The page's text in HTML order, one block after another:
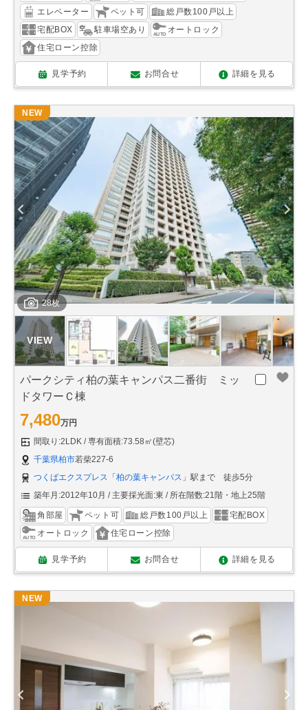
エレベーター
ペット可
総戸数100戸以上
宅配BOX
駐車場空あり
オートロック
住宅ローン控除
見学予約 お問合せ 詳細を見る
28枚
NEW
パークシティ柏の葉キャンパス二番街 ミッ
ドタワーＣ棟
7,480万円
間取り:2LDK
専有面積:73.58㎡(壁芯)
千葉県柏市若柴227-6
つくばエクスプレス
「柏の葉キャンパス 」駅まで 徒歩5分
築年月:2012年10月
主要採光面:東 所在階数:21階・地上25階
角部屋 ペット可 総戸数100戸以上
宅配BOX
オートロック
住宅ローン控除
見学予約 お問合せ 詳細を見る
NEW